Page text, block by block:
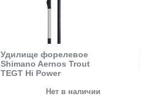
Удилище форелевое
Shimano Aernos Trout
TEGT Hi Power
Нет в наличии